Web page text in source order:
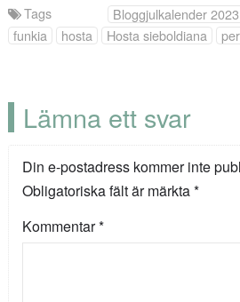
Tags Bloggjulkalender 2023
funkia
hosta Hosta sieboldiana
Lämna ett svar
Din e-postadress kommer inte
Obligatoriska fält är märkta*
Kommentar*